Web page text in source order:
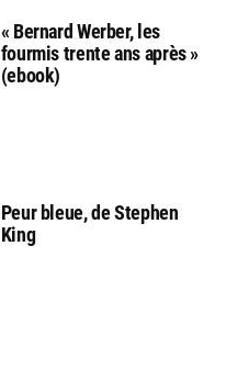
« Bernard Werber, les
fourmis trente ans après »
(ebook)
Peur bleue, de Stephen
King